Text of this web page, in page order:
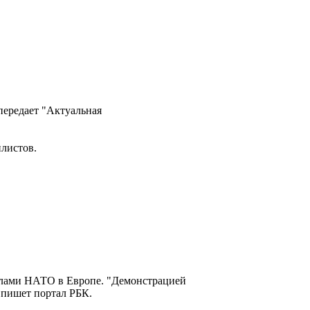
"Актуальная
НАТО в Европе. "Демонстрацией
портал РБК.